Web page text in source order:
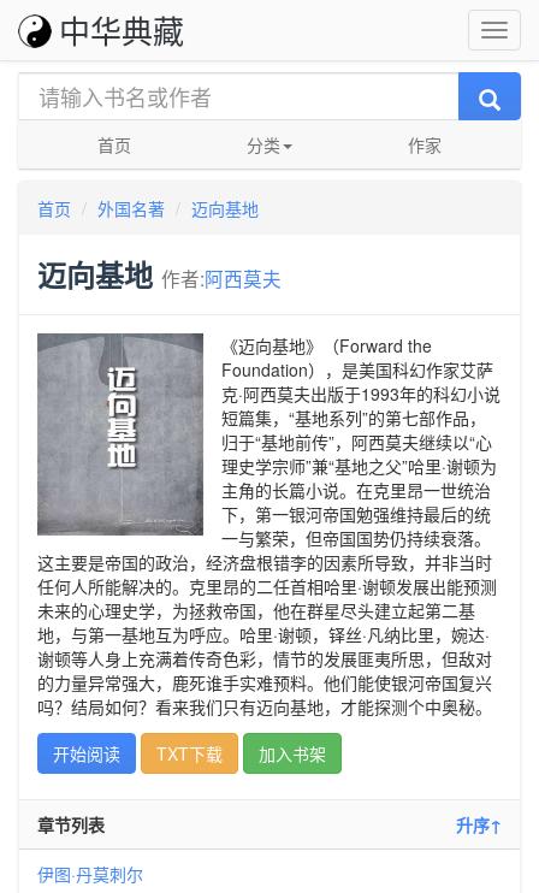
中华典藏
首页 分类 作家
首页 外国名著 迈向基地
迈向基地 作者:阿西莫夫
《迈向基地》（Forward the
Foundation），是美国科幻作家艾萨
克·阿西莫夫出版于1993年的科幻小说
短篇集，“基地系列”的第七部作品，
归于“基地前传”，阿西莫夫继续以“心
理史学宗师”兼“基地之父”哈里·谢顿为
主角的长篇小说。在克里昂一世统治
下，第一银河帝国勉强维持最后的统
一与繁荣，但帝国国势仍持续衰落。
这主要是帝国的政治，经济盘根错李的因素所导致，并非当时
任何人所能解决的。克里昂的二任首相哈里·谢顿发展出能预测
未来的心理史学，为拯救帝国，他在群星尽头建立起第二基
地，与第一基地互为呼应。哈里·谢顿，铎丝·凡纳比里，婉达·
谢顿等人身上充满着传奇色彩，情节的发展匪夷所思，但敌对
的力量异常强大，鹿死谁手实难预料。他们能使银河帝国复兴
吗？结局如何？看来我们只有迈向基地，才能探测个中奥秘。
开始阅读
TXT下载 加入书架
章节列表 升序↑
伊图·丹莫刺尔